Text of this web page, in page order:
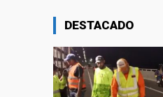
DESTACADO